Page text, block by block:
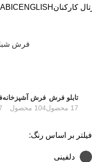
کارکنان ENGLISH
فرش
تابلو فرش
17 محصول
فرش آشپزخانه
104 محصول
فیلتر بر اساس رنگ:
دلفینی